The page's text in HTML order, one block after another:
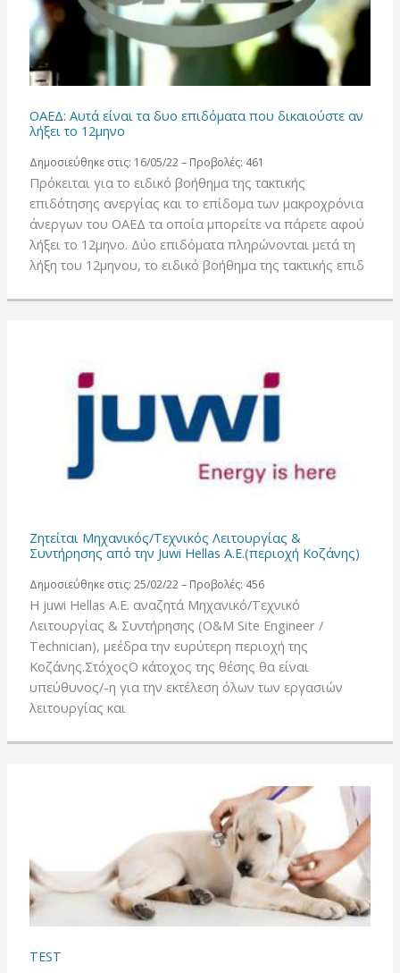
ΟΑΕΔ: Αυτά είναι τα δυο επιδόματα που δικαιούστε αν
λήξει το 12μηνο
Δημοσιεύθηκε στις: 16/05/22 – Προβολές: 461
Πρόκειται για το ειδικό βοήθημα της τακτικής
επιδότησης ανεργίας και το επίδομα των μακροχρόνια
άνεργων του ΟΑΕΔ τα οποία μπορείτε να πάρετε αφού
λήξει το 12μηνο. Δύο επιδόματα πληρώνονται μετά τη
λήξη του 12μηνου, το ειδικό βοήθημα της τακτικής επιδ
Ζητείται Μηχανικός/Τεχνικός Λειτουργίας &
Συντήρησης από την Juwi Hellas Α.Ε.(περιοχή Κοζάνης)
Δημοσιεύθηκε στις: 25/02/22 – Προβολές: 456
Η juwi Hellas Α.Ε. αναζητά Μηχανικό/Τεχνικό
Λειτουργίας & Συντήρησης (O&M Site Engineer /
Technician), μεέδρα την ευρύτερη περιοχή της
Κοζάνης.ΣτόχοςΟ κάτοχος της θέσης θα είναι
υπεύθυνος/-η για την εκτέλεση όλων των εργασιών
λειτουργίας και
TEST